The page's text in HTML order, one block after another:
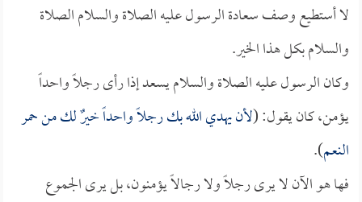
لا أستطيع وصف سعادة الرسول عليه الصلاة والسلام الصلاة
والسلام بكل هذا الخير.
وكان الرسول عليه الصلاة والسلام يسعد إذا رأى رجلاً واحداً
يؤمن، كان يقول: (لأن يهدي الله بك رجلاً واحداً خيرٌ لك من حمر
النعم).
فها هو الآن لا يرى رجلاً ولا رجالاً يؤمنون، بل يرى الجموع